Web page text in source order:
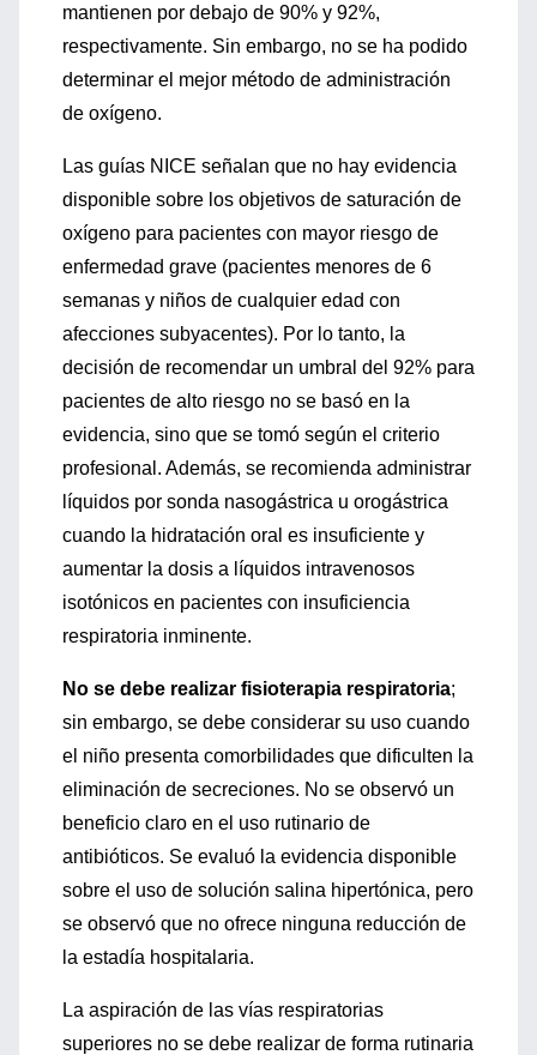
mantienen por debajo de 90% y 92%,
respectivamente. Sin embargo, no se ha podido
determinar el mejor método de administración
de oxígeno.
Las guías NICE señalan que no hay evidencia
disponible sobre los objetivos de saturación de
oxígeno para pacientes con mayor riesgo de
enfermedad grave (pacientes menores de 6
semanas y niños de cualquier edad con
afecciones subyacentes). Por lo tanto, la
decisión de recomendar un umbral del 92% para
pacientes de alto riesgo no se basó en la
evidencia, sino que se tomó según el criterio
profesional. Además, se recomienda administrar
líquidos por sonda nasogástrica u orogástrica
cuando la hidratación oral es insuficiente y
aumentar la dosis a líquidos intravenosos
isotónicos en pacientes con insuficiencia
respiratoria inminente.
No se debe realizar fisioterapia respiratoria;
sin embargo, se debe considerar su uso cuando
el niño presenta comorbilidades que dificulten la
eliminación de secreciones. No se observó un
beneficio claro en el uso rutinario de
antibióticos. Se evaluó la evidencia disponible
sobre el uso de solución salina hipertónica, pero
se observó que no ofrece ninguna reducción de
la estadía hospitalaria.
La aspiración de las vías respiratorias
superiores no se debe realizar de forma rutinaria